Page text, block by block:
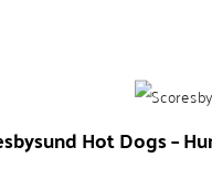
Hot Dogs –